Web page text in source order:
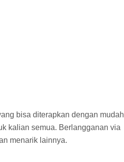
bisa diterapkan dengan mudah
kalian semua. Berlangganan via
menarik lainnya.